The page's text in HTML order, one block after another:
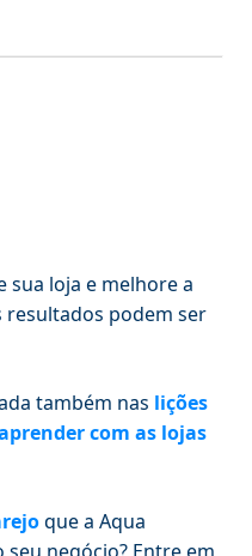
sua loja e melhore a
resultados podem ser
também nas lições
com as lojas
que a Aqua